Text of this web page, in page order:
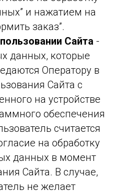
и нажатием на
заказ”.
Сайта -
данных, которые
Оператору в
Сайта с
на устройстве
обеспечения
считается
на обработку
данных в момент
Сайта. В случае,
не желает